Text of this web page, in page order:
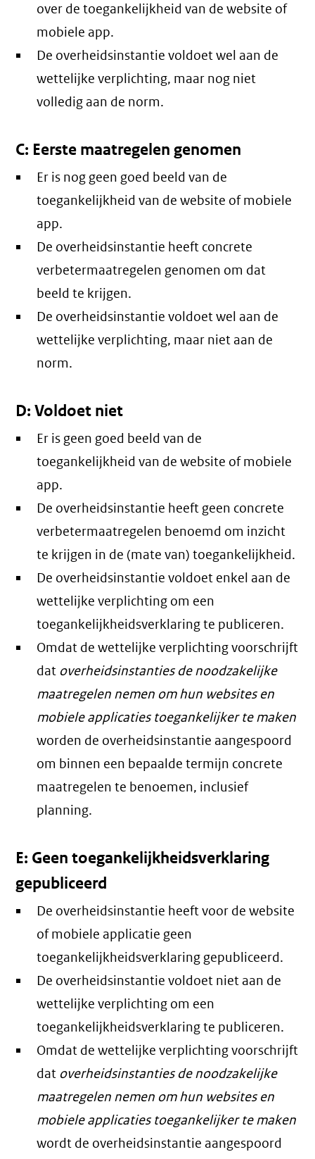
over de toegankelijkheid van de website of
mobiele app.
De overheidsinstantie voldoet wel aan de
wettelijke verplichting, maar nog niet
volledig aan de norm.
C: Eerste maatregelen genomen
Er is nog geen goed beeld van de
toegankelijkheid van de website of mobiele
app.
De overheidsinstantie heeft concrete
verbetermaatregelen genomen om dat
beeld te krijgen.
De overheidsinstantie voldoet wel aan de
wettelijke verplichting, maar niet aan de
norm.
D: Voldoet niet
Er is geen goed beeld van de
toegankelijkheid van de website of mobiele
app.
De overheidsinstantie heeft geen concrete
verbetermaatregelen benoemd om inzicht
te krijgen in de (mate van) toegankelijkheid.
De overheidsinstantie voldoet enkel aan de
wettelijke verplichting om een
toegankelijkheidsverklaring te publiceren.
Omdat de wettelijke verplichting voorschrijft
dat overheidsinstanties de noodzakelijke
maatregelen nemen om hun websites en
mobiele applicaties toegankelijker te maken
worden de overheidsinstantie aangespoord
om binnen een bepaalde termijn concrete
maatregelen te benoemen, inclusief
planning.
E: Geen toegankelijkheidsverklaring
gepubliceerd
De overheidsinstantie heeft voor de website
of mobiele applicatie geen
toegankelijkheidsverklaring gepubliceerd.
De overheidsinstantie voldoet niet aan de
wettelijke verplichting om een
toegankelijkheidsverklaring te publiceren.
Omdat de wettelijke verplichting voorschrijft
dat overheidsinstanties de noodzakelijke
maatregelen nemen om hun websites en
mobiele applicaties toegankelijker te maken
wordt de overheidsinstantie aangespoord